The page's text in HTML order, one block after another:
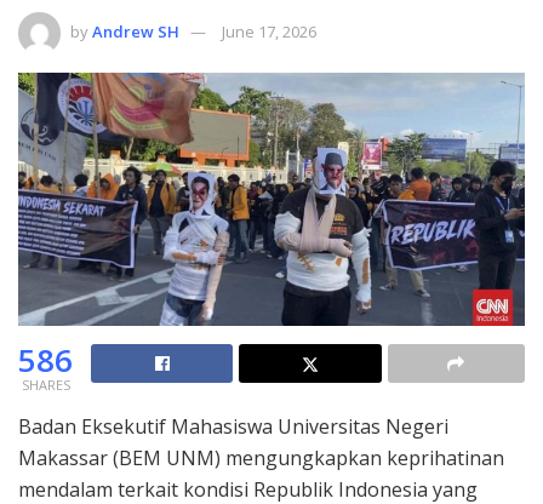
byAndrew SH June 17, 2026
586
SHARES
Badan Eksekutif Mahasiswa Universitas Negeri
Makassar (BEM UNM) mengungkapkan keprihatinan
mendalam terkait kondisi Republik Indonesia yang